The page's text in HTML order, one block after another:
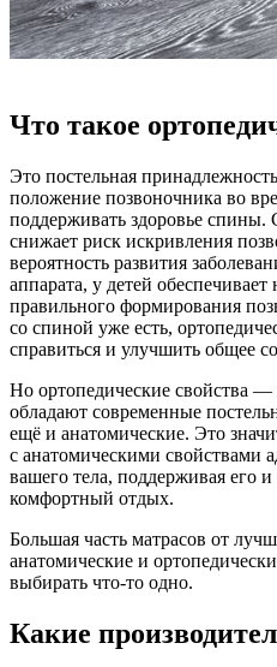
Что такое
Это постельная
положение позвоночника во
поддерживать здоровье спины.
снижает риск искривления
вероятность развития
аппарата, у детей
правильного формирования
со спиной уже есть,
справиться и улучшить общее
Но ортопедические свойства
обладают современные
ещё и анатомические. Это
с анатомическими свойствами
вашего тела, поддерживая его
комфортный отдых.
Большая часть матрасов от
анатомические и
выбирать что-то одно.
Какие